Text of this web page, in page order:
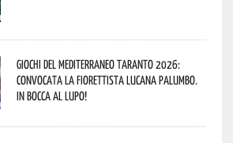
Giochi del Mediterraneo Taranto 2026:
convocata la fiorettista lucana Palumbo.
In bocca al lupo!